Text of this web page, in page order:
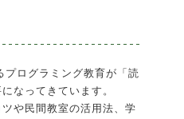
ログラミング教育が「読
なってきています。
や民間教室の活用法、学